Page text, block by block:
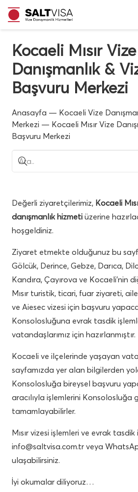
Kocaeli Mısır Vize
Danışmanlık &
Başvuru Merkezi
Anasayfa — Kocaeli Vize
Merkezi — Kocaeli Mısır Vize
Başvuru Merkezi
Değerli ziyaretçilerimiz, Kocaeli
danışmanlık hizmeti üzerine
hoşgeldiniz.
Ziyaret etmekte olduğunuz bu
Gölcük, Derince, Gebze, Darıca,
Kandıra, Çayırova ve Kocaeli’nin
Mısır turistik, ticari, fuar ziyareti,
ve Aiesec vizesi için başvuru
Konsolosluğuna evrak tasdik
vatandaşlarımız için hazırlanmıştır.
Kocaeli ve ilçelerinde yaşayan
sayfamızda yer alan bilgilerden
Konsolosluğa bireysel başvuru
aracılıyla işlemlerini Konsolosluğa
tamamlayabilirler.
Mısır vizesi işlemleri ve evrak
info@saltvisa.com.tr veya
ulaşabilirsiniz.
İyi okumalar diliyoruz…